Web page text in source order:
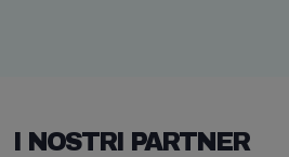
I NOSTRI PARTNER